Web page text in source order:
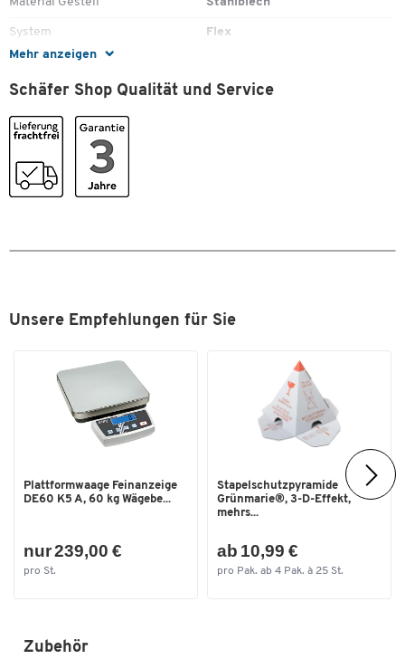
Inklusive Befestigungsmaterial und Bohrschablone
Gewicht: 2,8 kg
Mehr anzeigen
System Flex
Tiefe [mm]
Farbe
Schäfer Shop Qualität und Service
Unsere Empfehlungen für Sie
Plattformwaage Feinanzeige
DE60 K5 A, 60 kg Wägebe...
nur 239,00 €
pro St.
Stapelschutzpyramide
Grünmarie®, 3-D-Effekt,
mehrs...
ab 10,99 €
pro Pak. ab 4 Pak. à 25 St.
Zubehör